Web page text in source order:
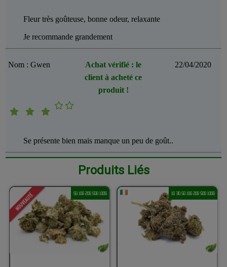
Fleur très goûteuse, bonne odeur, relaxante
Je recommande grandement
Nom : Gwen
Achat vérifié : le
client à acheté ce
produit !
22/04/2020
Se présente bien mais manque un peu de goût..
Produits Liés
5G 10G 20G 50G 100G 1G 3G 5G 10G 20G 50G 100G